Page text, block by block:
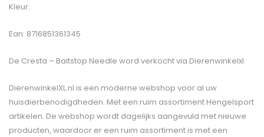
Kleur:
Ean: 8716851361345
De Cresta – Baitstop Needle word verkocht via Dierenwinkelxl
DierenwinkelXL.nl is een moderne webshop voor al uw
huisdierbenodigdheden. Met een ruim assortiment Hengelsport
artikelen. De webshop wordt dagelijks aangevuld met nieuwe
producten, waardoor er een ruim assortiment is met een